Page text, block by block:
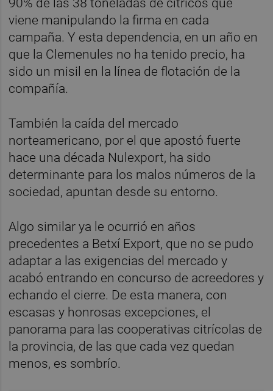
viene manipulando la firma en cada
campaña. Y esta dependencia, en un año en
que la Clemenules no ha tenido precio, ha
sido un misil en la línea de flotación de la
compañía.
También la caída del mercado
norteamericano, por el que apostó fuerte
hace una década Nulexport, ha sido
determinante para los malos números de la
sociedad, apuntan desde su entorno.
Algo similar ya le ocurrió en años
precedentes a Betxí Export, que no se pudo
adaptar a las exigencias del mercado y
acabó entrando en concurso de acreedores y
echando el cierre. De esta manera, con
escasas y honrosas excepciones, el
panorama para las cooperativas citrícolas de
la provincia, de las que cada vez quedan
menos, es sombrío.